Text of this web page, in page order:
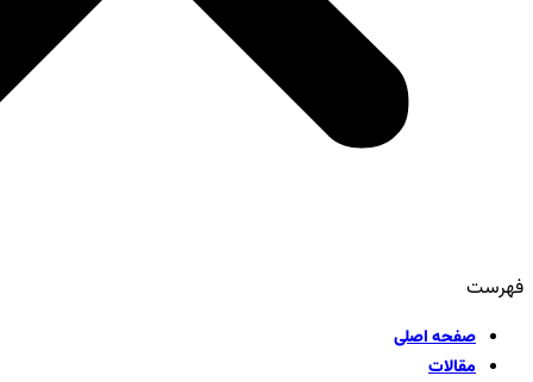
فهرست
صفحه اصلی
مقالات